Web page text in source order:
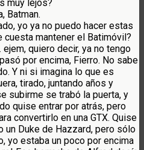
muy lejos?
Batman.
yo ya no puedo hacer estas
cuesta mantener el Batimóvil?
quiero decir, ya no tengo
por encima, Fierro. No sabe
Y ni si imagina lo que es
tirado, juntando años y
subirme se trabó la puerta, y
quise entrar por atrás, pero
convertirlo en una GTX. Quise
un Duke de Hazzard, pero sólo
yo estaba un poco por encima